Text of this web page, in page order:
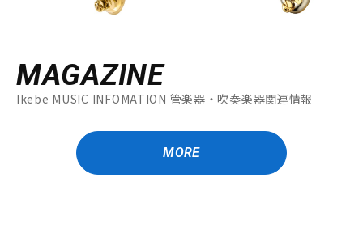
MAGAZINE
Ikebe MUSIC INFOMATION 管楽器・吹奏楽器関連情報
MORE